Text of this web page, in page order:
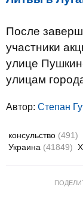
После
участники
улице
улицам
Автор: Степан
консульство (491)
Украина (41849)